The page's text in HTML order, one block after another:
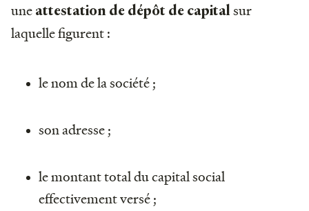
une attestation de dépôt de capital sur
laquelle figurent :
le nom de la société ;
son adresse ;
le montant total du capital social
effectivement versé ;